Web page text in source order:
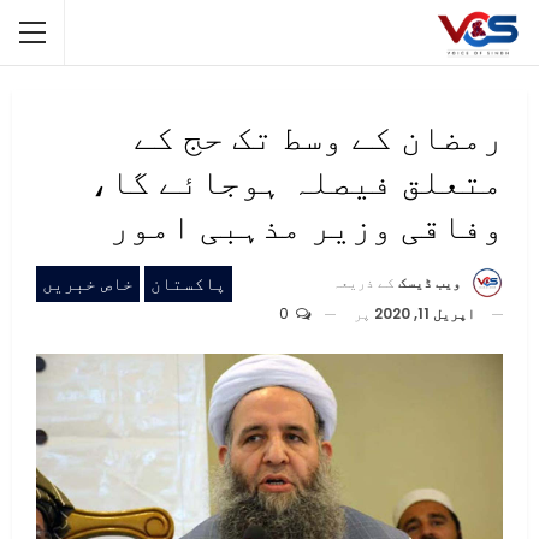
رمضان کے وسط تک حج کے
متعلق فیصلہ ہوجائے گا،
وفاقی وزیر مذہبی امور
پاکستان خاص خبریں ویب ڈیسک کے ذریعہ
اپریل 11, 2020
پر